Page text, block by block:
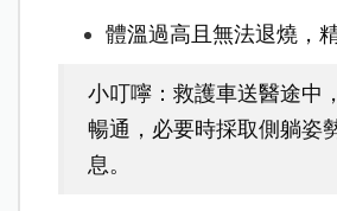
體溫過高且無法退燒，
小叮嚀：救護車送醫途中
暢通，必要時採取側躺姿
息。